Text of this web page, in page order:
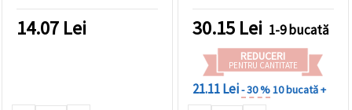
14.07 Lei 30.15 Lei 1-9 bucată
REDUCERI
PENTRU CANTITATE
21.11 Lei- 30 %10 bucată +